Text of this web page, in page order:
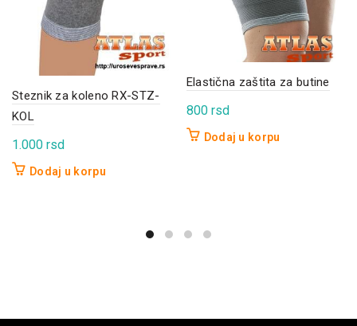
Steznik za koleno RX-STZ-
KOL
1.000 rsd
Dodaj u korpu
Elastična zaštita za butine
800 rsd
Dodaj u korpu